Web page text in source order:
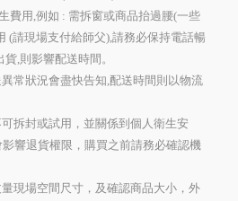
費用,例如 : 需拆窗或商品抬過腰(一些
(請現場支付給師父),請務必保持電話暢
,則影響配送時間。
常狀況會盡快告知,配送時間則以物流
拆封或試用，並關係到個人衛生安
響退貨權限，購買之前請務必確認機
現場空間尺寸，及確認商品大小，外